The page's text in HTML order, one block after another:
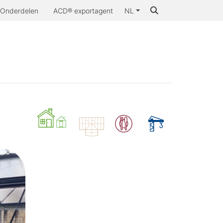
Onderdelen ACD® exportagent NL